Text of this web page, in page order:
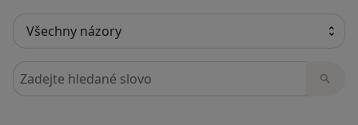
Hledejte v názorech